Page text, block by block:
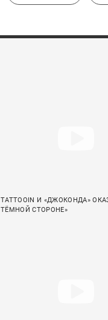
TATTOOIN И «ДЖОКОНДА»
ТЁМНОЙ СТОРОНЕ»